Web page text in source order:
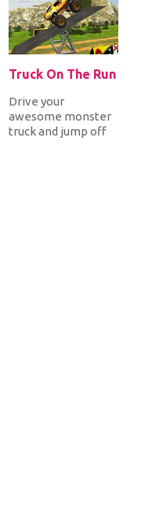
Truck On The Run
Drive your
awesome monster
truck and jump off